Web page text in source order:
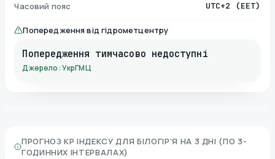
Часовий пояс UTC+2 (EET)
Попередження від гідрометцентру
Попередження тимчасово недоступні
Джерело: УкрГМЦ
ПРОГНОЗ KP ІНДЕКСУ ДЛЯ БІЛОГІР’Я НА 3 ДНІ (ПО 3-
ГОДИННИХ ІНТЕРВАЛАХ)